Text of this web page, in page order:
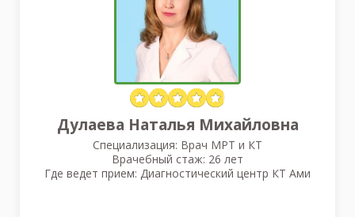
Дулаева Наталья Михайловна
Специализация: Врач МРТ и КТ
Врачебный стаж: 26 лет
Где ведет прием: Диагностический центр КТ Ами